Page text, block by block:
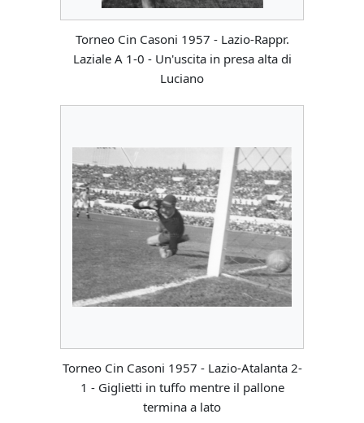
Torneo Cin Casoni 1957 - Lazio-Rappr.
Laziale A 1-0 - Un'uscita in presa alta di
Luciano
Torneo Cin Casoni 1957 - Lazio-Atalanta 2-
1 - Giglietti in tuffo mentre il pallone
termina a lato